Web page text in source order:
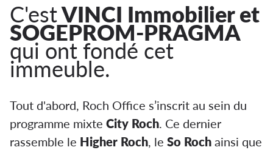
C'estVINCI Immobilier et
SOGEPROM-PRAGMA
qui ont fondé cet
immeuble.
Tout d'abord, Roch Office s’inscrit au sein du
programme mixte City Roch. Ce dernier
rassemble le Higher Roch, le So Roch ainsi que